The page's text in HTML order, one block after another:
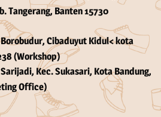
Tangerang, Banten 15730
Cibaduyut Kidul< kota
(Workshop)
Kec. Sukasari, Kota Bandung,
Office)